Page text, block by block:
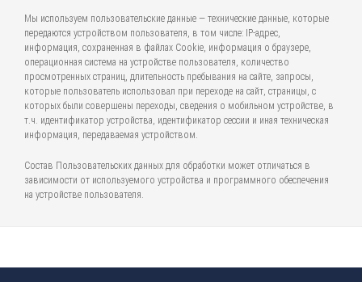
Мы используем пользовательские данные — технические данные, которые
передаются устройством пользователя, в том числе: IP-адрес,
информация, сохраненная в файлах Cookie, информация о браузере,
операционная система на устройстве пользователя, количество
просмотренных страниц, длительность пребывания на сайте, запросы,
которые пользователь использовал при переходе на сайт, страницы, с
которых были совершены переходы, сведения о мобильном устройстве, в
т.ч. идентификатор устройства, идентификатор сессии и иная техническая
информация, передаваемая устройством.
Состав Пользовательских данных для обработки может отличаться в
зависимости от используемого устройства и программного обеспечения
на устройстве пользователя.